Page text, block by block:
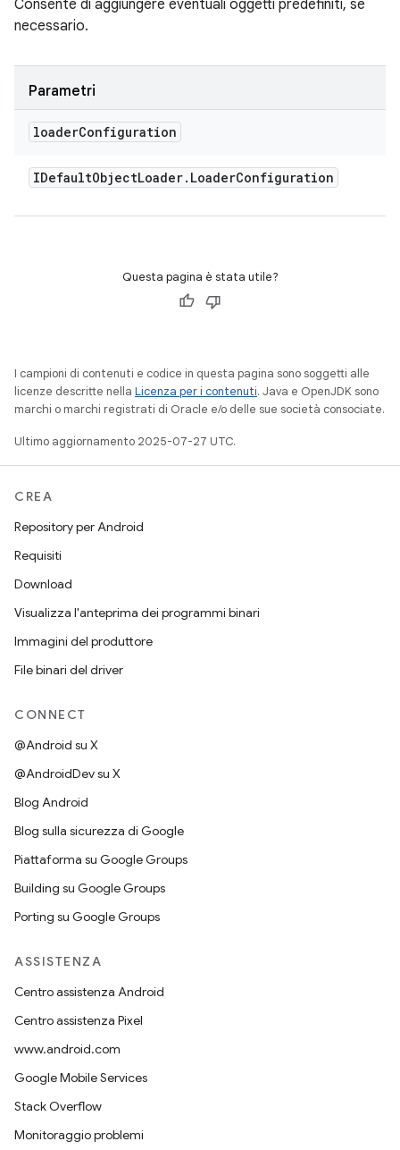
Consente di aggiungere eventuali oggetti predefiniti, se
necessario.
Parametri
loaderConfiguration
IDefaultObjectLoader. LoaderConfiguration
Questa pagina è stata utile?
I campioni di contenuti e codice in questa pagina sono soggetti alle
licenze descritte nella Licenza per i contenuti. Java e OpenJDK sono
marchi o marchi registrati di Oracle e/o delle sue società consociate.
Ultimo aggiornamento 2025-07-27 UTC.
CREA
Repository per Android
Requisiti
Download
Visualizza l'anteprima dei programmi binari
Immagini del produttore
File binari del driver
CONNECT
@Android su X
@AndroidDev su X
Blog Android
Blog sulla sicurezza di Google
Piattaforma su Google Groups
Building su Google Groups
Porting su Google Groups
ASSISTENZA
Centro assistenza Android
Centro assistenza Pixel
www.android.com
Google Mobile Services
Stack Overflow
Monitoraggio problemi